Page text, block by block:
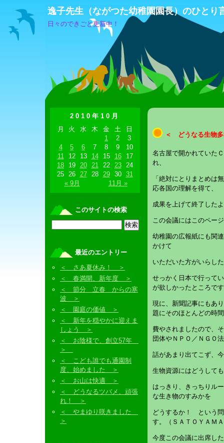
逸子先生（ながつた幼稚園園長）のひとり
日々のできごと更新中！
＜ どうなる生物
名古屋で開かれていた
れ、
「絶対にとりまとめは
応各国の理解を得て、
成果を上げて終了した
この会議にはこのペー
幼稚園の広報紙にも関
かけて
いただいた方がいらし
せっかく日本で行って
が欲しかったところで
現に、新聞記事にもあ
題にそのほとんどの時
費やされましたので、
団体やＮＰＯ／ＮＧＯ
話があまり出てこず、
生物資源にはどうして
はっきり、きっちりル
な生き物のすみかを
どうするか！ という
す。（ＳＡＴＯＹＡＭ
今度この会議に出席し
2010年10月
月
火 水 木 金 土 日
« 9月 11月 »
1 2
3
4
5 6 7 8 9
10
11
12 13 14 15 16
17
18
19 20 21 22 23
24
25 26 27 28 29 30 31
このサイトの検索
最近のエントリー
＜ さあ夏休み！ ＞
＜ 春満開、新年度 ＞
＜ 節分 立春 からの寒
波 ＞
＜ 園庭の価値 ＞
＜ 新年を穏やかに迎えま
しょう ＞
＜ お陰様で、創立57年
＞
＜ こども誰でも通園制
度、始めました ＞
＜ お山は快適 ＞
＜ どうなるツバメ、頑張
れ！ ＞
＜ やまゆり咲きました
＞